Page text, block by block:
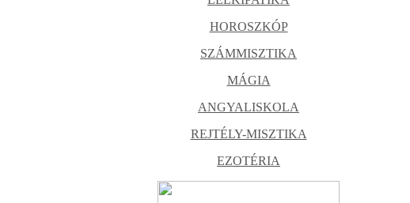
HOROSZKÓP
SZÁMMISZTIKA
MÁGIA
ANGYALISKOLA
REJTÉLY-MISZTIKA
EZOTÉRIA